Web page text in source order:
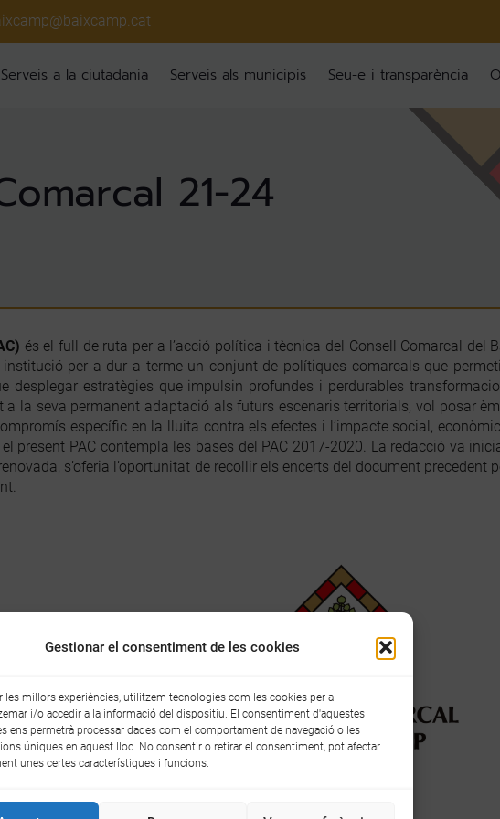
Gestionar el consentiment de les cookies
les millors experiències, utilitzem tecnologies com les cookies per a
i/o accedir a la informació del dispositiu. El consentiment d'aquestes
ens permetrà processar dades com el comportament de navegació o les
úniques en aquest lloc. No consentir o retirar el consentiment, pot afectar
unes certes característiques i funcions.
Serveis a la ciutadania Serveis als municipis Seu-e i transparència
21-24
és el full de ruta per a l’acció política i tècnica del Consell Comarcal del
per a dur a terme un conjunt de polítiques comarcals que
desplegar estratègies que impulsin profundes i perdurables
la seva permanent adaptació als futurs escenaris territorials, vol posar
específic en la lluita contra els efectes i l’impacte social,
present PAC contempla les bases del PAC 2017-2020. La redacció va
s’oferia l’oportunitat de recollir els encerts del document precedent